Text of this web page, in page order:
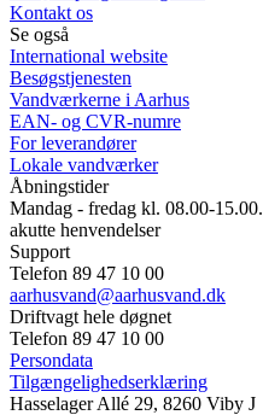
Kontakt os
Se også
International website
Besøgstjenesten
Vandværkerne i Aarhus
EAN- og CVR-numre
For leverandører
Lokale vandværker
Åbningstider
Mandag - fredag kl. 08.00-
akutte henvendelser
Support
Telefon 89 47 10 00
aarhusvand@aarhusvand.dk
Driftvagt hele døgnet
Telefon 89 47 10 00
Persondata
Tilgængelighedserklæring
Hasselager Allé 29, 8260 Viby J